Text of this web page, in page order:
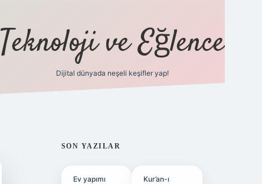
Teknoloji ve Eğlence
Dijital dünyada neşeli keşifler yap!
SIDEBAR
SON YAZILAR
Ev yapımı
Kur’an-ı